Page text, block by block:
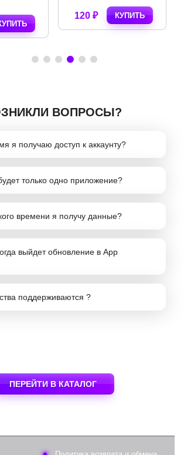
120 ₽ КУПИТЬ
ВОПРОСЫ?
я получаю доступ к аккаунту?
только одно приложение?
времени я получу данные?
выйдет обновление в App
поддерживаются ?
ПЕРЕЙТИ В КАТАЛОГ